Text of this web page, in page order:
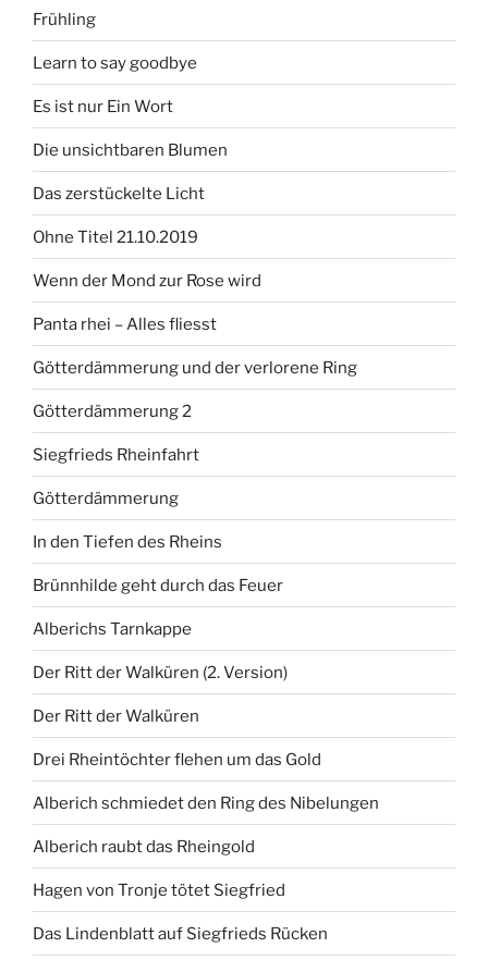
Frühling
Learn to say goodbye
Es ist nur Ein Wort
Die unsichtbaren Blumen
Das zerstückelte Licht
Ohne Titel 21.10.2019
Wenn der Mond zur Rose wird
Panta rhei – Alles fliesst
Götterdämmerung und der verlorene Ring
Götterdämmerung 2
Siegfrieds Rheinfahrt
Götterdämmerung
In den Tiefen des Rheins
Brünnhilde geht durch das Feuer
Alberichs Tarnkappe
Der Ritt der Walküren (2. Version)
Der Ritt der Walküren
Drei Rheintöchter flehen um das Gold
Alberich schmiedet den Ring des Nibelungen
Alberich raubt das Rheingold
Hagen von Tronje tötet Siegfried
Das Lindenblatt auf Siegfrieds Rücken